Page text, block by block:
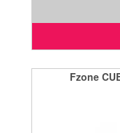
Fzone